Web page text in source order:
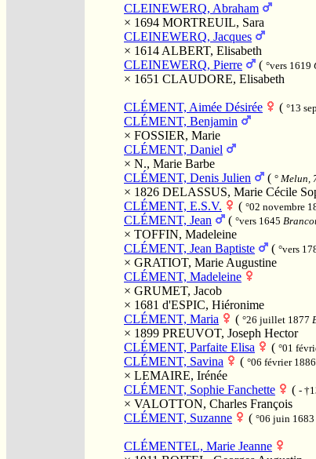
CLEINEWERQ, Abraham
× 1694 MORTREUIL, Sara
CLEINEWERQ, Jacques
× 1614 ALBERT, Elisabeth
CLEINEWERQ, Pierre
( °vers 1619
× 1651 CLAUDORE, Elisabeth
CLÉMENT, Aimée Désirée ( °13
CLÉMENT, Benjamin
× FOSSIER, Marie
CLÉMENT, Daniel
× N., Marie Barbe
CLÉMENT, Denis Julien
( ° Melun,
× 1826 DELASSUS, Marie Cécile
CLÉMENT, E.S.V.
( °02 novembre
CLÉMENT, Jean
( °vers 1645
× TOFFIN, Madeleine
CLÉMENT, Jean Baptiste
( °vers
× GRATIOT, Marie Augustine
CLÉMENT, Madeleine
× GRUMET, Jacob
× 1681 d'ESPIC, Hiéronime
CLÉMENT, Maria
( °26 juillet 1877
× 1899 PREUVOT, Joseph Hector
CLÉMENT, Parfaite Elisa
( °01
CLÉMENT, Savina
( °06 février
× LEMAIRE, Irénée
CLÉMENT, Sophie Fanchette
( -
× VALOTTON, Charles François
CLÉMENT, Suzanne
( °06 juin 1683
CLÉMENTEL, Marie Jeanne